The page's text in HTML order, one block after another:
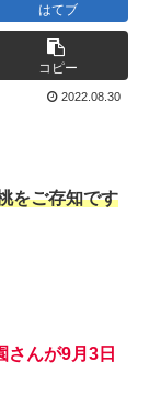
はてブ
コピー
2022.08.30
をご存知です
さんが9月3日